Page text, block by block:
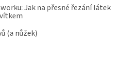
Jak na přesné řezání látek
(a nůžek)